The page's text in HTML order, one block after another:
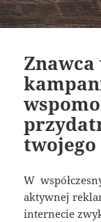
twojego
W
aktywnej
internecie